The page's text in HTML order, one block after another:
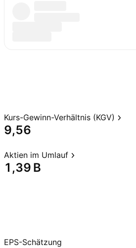
Kurs-Gewinn-Verhältnis (KGV)
9,56
Aktien im Umlauf
‪1,39 B‬
EPS-Schätzung